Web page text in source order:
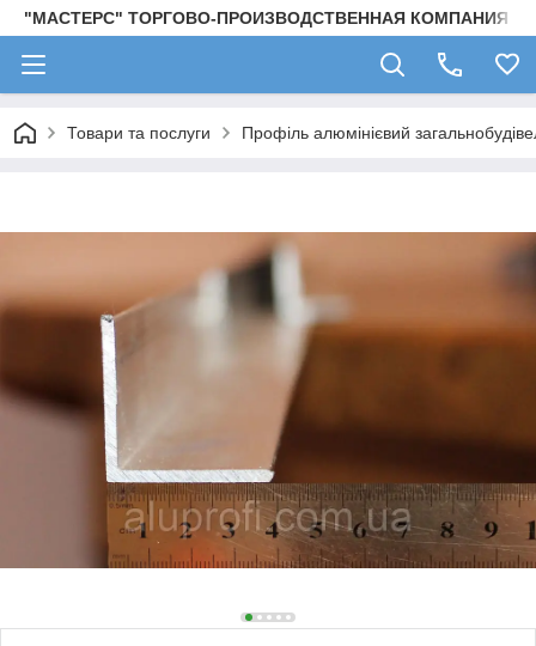
"МАСТЕРС" ТОРГОВО-ПРОИЗВОДСТВЕННАЯ КОМПАНИЯ
Товари та послуги Профіль алюмінієвий